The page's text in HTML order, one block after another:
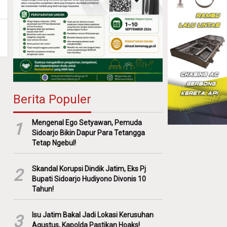
Berita Populer
1
Mengenal Ego Setyawan, Pemuda
Sidoarjo Bikin Dapur Para Tetangga
Tetap Ngebul!
2
Skandal Korupsi Dindik Jatim, Eks Pj
Bupati Sidoarjo Hudiyono Divonis 10
Tahun!
3
Isu Jatim Bakal Jadi Lokasi Kerusuhan
Agustus, Kapolda Pastikan Hoaks!